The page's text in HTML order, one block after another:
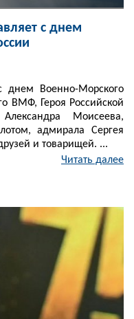
с днем
днем Военно-Морского
ВМФ, Героя Российской
Моисеева,
адмирала Сергея
и товарищей. ...
Читать далее